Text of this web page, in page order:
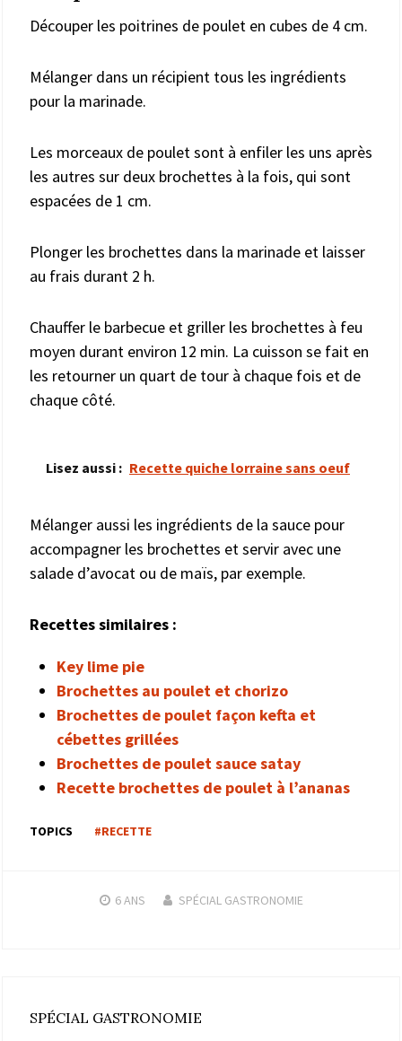
Découper les poitrines de poulet en cubes de 4 cm.
Mélanger dans un récipient tous les ingrédients
pour la marinade.
Les morceaux de poulet sont à enfiler les uns après
les autres sur deux brochettes à la fois, qui sont
espacées de 1 cm.
Plonger les brochettes dans la marinade et laisser
au frais durant 2 h.
Chauffer le barbecue et griller les brochettes à feu
moyen durant environ 12 min. La cuisson se fait en
les retourner un quart de tour à chaque fois et de
chaque côté.
Lisez aussi : Recette quiche lorraine sans oeuf
Mélanger aussi les ingrédients de la sauce pour
accompagner les brochettes et servir avec une
salade d’avocat ou de maïs, par exemple.
Recettes similaires :
Key lime pie
Brochettes au poulet et chorizo
Brochettes de poulet façon kefta et
cébettes grillées
Brochettes de poulet sauce satay
Recette brochettes de poulet à l’ananas
TOPICS #RECETTE
6 ANS SPÉCIAL GASTRONOMIE
SPÉCIAL GASTRONOMIE